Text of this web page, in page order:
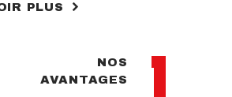
PLUS
NOS
AVANTAGES